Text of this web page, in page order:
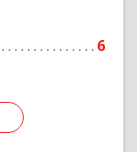
6
Подробнее